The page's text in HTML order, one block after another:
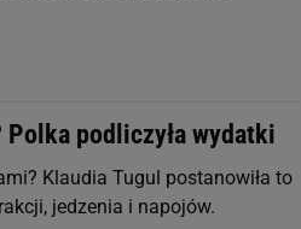
podliczyła wydatki
Klaudia Tugul postanowiła to
jedzenia i napojów.